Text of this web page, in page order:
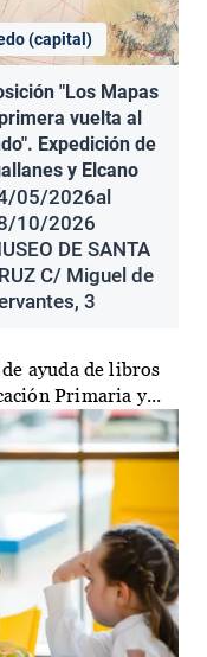
(capital)
"Los Mapas
vuelta al
Expedición de
y Elcano
05/2026al
10/2026
DE SANTA
C/ Miguel de
3
ayuda de libros
Primaria y...